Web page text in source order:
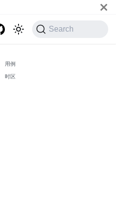
Search
用例
时区